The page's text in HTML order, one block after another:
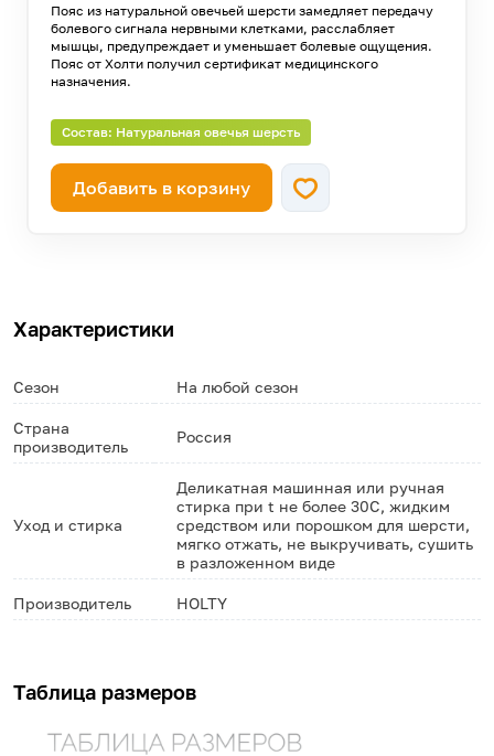
Пояс из натуральной овечьей шерсти замедляет передачу
болевого сигнала нервными клетками, расслабляет
мышцы, предупреждает и уменьшает болевые ощущения.
Пояс от Холти получил сертификат медицинского
назначения.
Состав: Натуральная овечья шерсть
Добавить в корзину
Характеристики
Сезон На любой сезон
Страна
производитель
Россия
Уход и стирка
Деликатная машинная или ручная
стирка при t не более 30С, жидким
средством или порошком для шерсти,
мягко отжать, не выкручивать, сушить
в разложенном виде
Производитель HOLTY
Таблица размеров